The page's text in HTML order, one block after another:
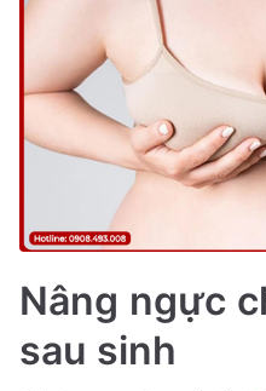
Nâng ngực
sau sinh